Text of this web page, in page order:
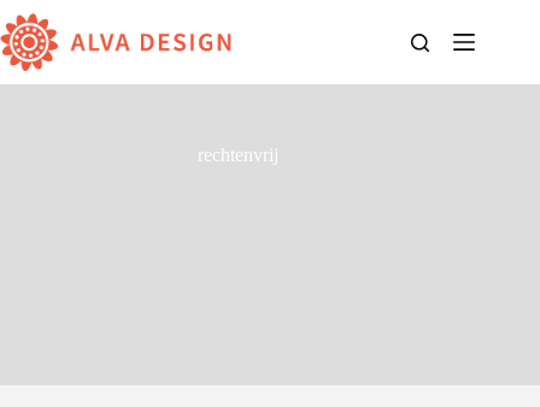
naar
de
inhoud
rechtenvrij